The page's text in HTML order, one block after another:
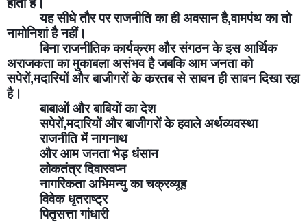
होती है।
यह सीधे तौर पर राजनीति का ही अवसान है,वामपंथ का तो
नामोनिशां है नहीं।
बिना राजनीतिक कार्यक्रम और संगठन के इस आर्थिक
अराजकता का मुकाबला असंभव है जबकि आम जनता को
सपेरों,मदारियों और बाजीगरों के करतब से सावन ही सावन दिखा रहा
है।
बाबाओं और बाबियों का देश
सपेरों,मदारियों और बाजीगरों के हवाले अर्थव्यवस्था
राजनीति में नागनाथ
और आम जनता भेड़ धंसान
लोकतंत्र दिवास्वप्न
नागरिकता अभिमन्यु का चक्रव्यूह
विवेक धृतराष्ट्र
पितृसत्ता गांधारी